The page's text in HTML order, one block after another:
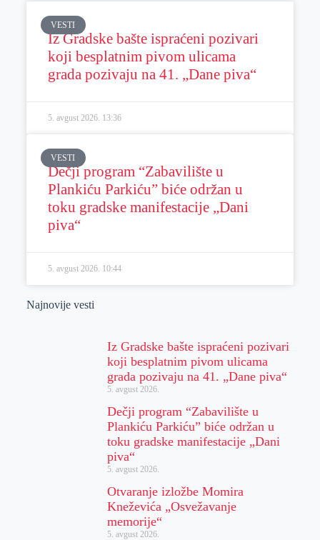
VESTI
Iz Gradske bašte ispraćeni pozivari
koji besplatnim pivom ulicama
grada pozivaju na 41. „Dane piva“
5. avgust 2026. 13:36
VESTI
Dečji program “Zabavilište u
Plankiću Parkiću” biće održan u
toku gradske manifestacije „Dani
piva“
5. avgust 2026. 10:44
Najnovije vesti
Iz Gradske bašte ispraćeni pozivari
koji besplatnim pivom ulicama
grada pozivaju na 41. „Dane piva“
5. avgust 2026.
Dečji program “Zabavilište u
Plankiću Parkiću” biće održan u
toku gradske manifestacije „Dani
piva“
5. avgust 2026.
Otvaranje izložbe Momira
Kneževića „Osvežavanje
memorije“
5. avgust 2026.